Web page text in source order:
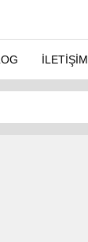
İLETİŞİM